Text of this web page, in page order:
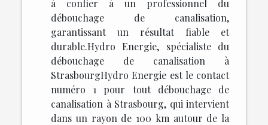
à confier à un professionnel du
débouchage de canalisation,
garantissant un résultat fiable et
durable.Hydro Energie, spécialiste du
débouchage de canalisation à
StrasbourgHydro Energie est le contact
numéro 1 pour tout débouchage de
canalisation à Strasbourg, qui intervient
dans un rayon de 100 km autour de la